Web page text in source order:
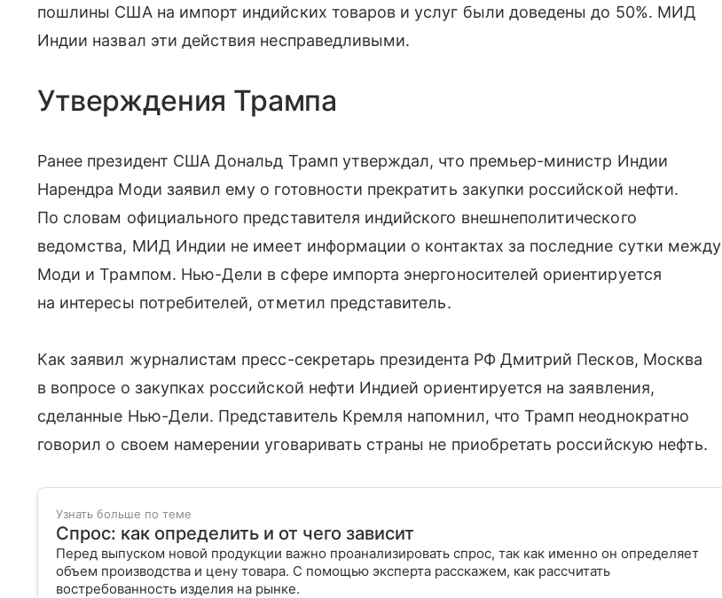
пошлины США на импорт индийских товаров и услуг были доведены до 50%. МИД
Индии назвал эти действия несправедливыми.
Утверждения Трампа
Ранее президент США Дональд Трамп утверждал, что премьер-министр Индии
Нарендра Моди заявил ему о готовности прекратить закупки российской нефти.
По словам официального представителя индийского внешнеполитического
ведомства, МИД Индии не имеет информации о контактах за последние сутки между
Моди и Трампом. Нью-Дели в сфере импорта энергоносителей ориентируется
на интересы потребителей, отметил представитель.
Как заявил журналистам пресс-секретарь президента РФ Дмитрий Песков, Москва
в вопросе о закупках российской нефти Индией ориентируется на заявления,
сделанные Нью-Дели. Представитель Кремля напомнил, что Трамп неоднократно
говорил о своем намерении уговаривать страны не приобретать российскую нефть.
Узнать больше по теме
Спрос: как определить и от чего зависит
Перед выпуском новой продукции важно проанализировать спрос, так как именно он определяет
объем производства и цену товара. С помощью эксперта расскажем, как рассчитать
востребованность изделия на рынке.